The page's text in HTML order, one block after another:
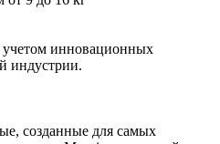
учетом инновационных
индустрии.
созданные для самых